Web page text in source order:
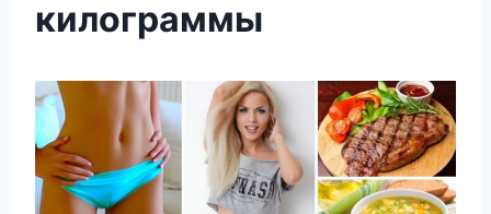
килограммы